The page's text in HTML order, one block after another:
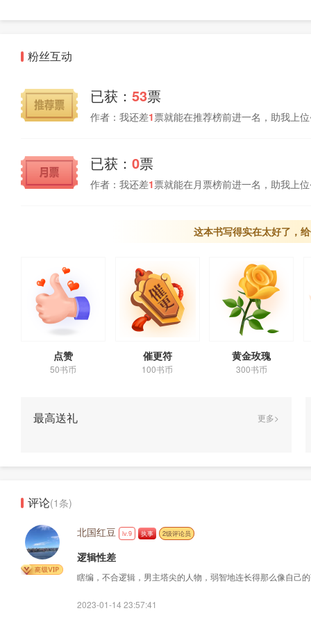
粉丝互动
已获： 53票
作者：我还差1票就能在推荐榜前进一名，助我上
已获： 0票
作者：我还差1票就能在月票榜前进一名，助我上
这本书写得实在太好了，
点赞
50书币
催更符
100书币
黄金玫瑰
300书币
最高送礼 更多>
评论(1条)
北国红豆 lv.9 执事 2级评论员
逻辑性差
瞎编，不合逻辑，男主塔尖的人物，弱智地连长得那么像自己
2023-01-14 23:57:41